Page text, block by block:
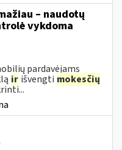
– naudotų
vykdoma
pardavėjams
ir išvengti mokesčių